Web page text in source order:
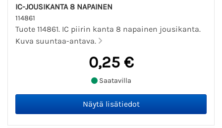
IC-JOUSIKANTA 8 NAPAINEN
114861
Tuote 114861. IC piirin kanta 8 napainen jousikanta.
Kuva suuntaa-antava.
0,25 €
Saatavilla